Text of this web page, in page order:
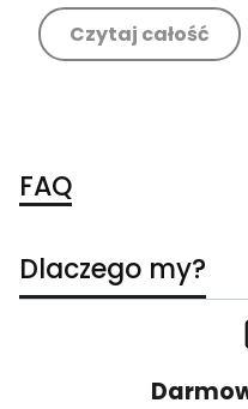
Czytaj całość
FAQ
1. Wybór i zakup pilarki
3. Konserwacja i
Dlaczego my?